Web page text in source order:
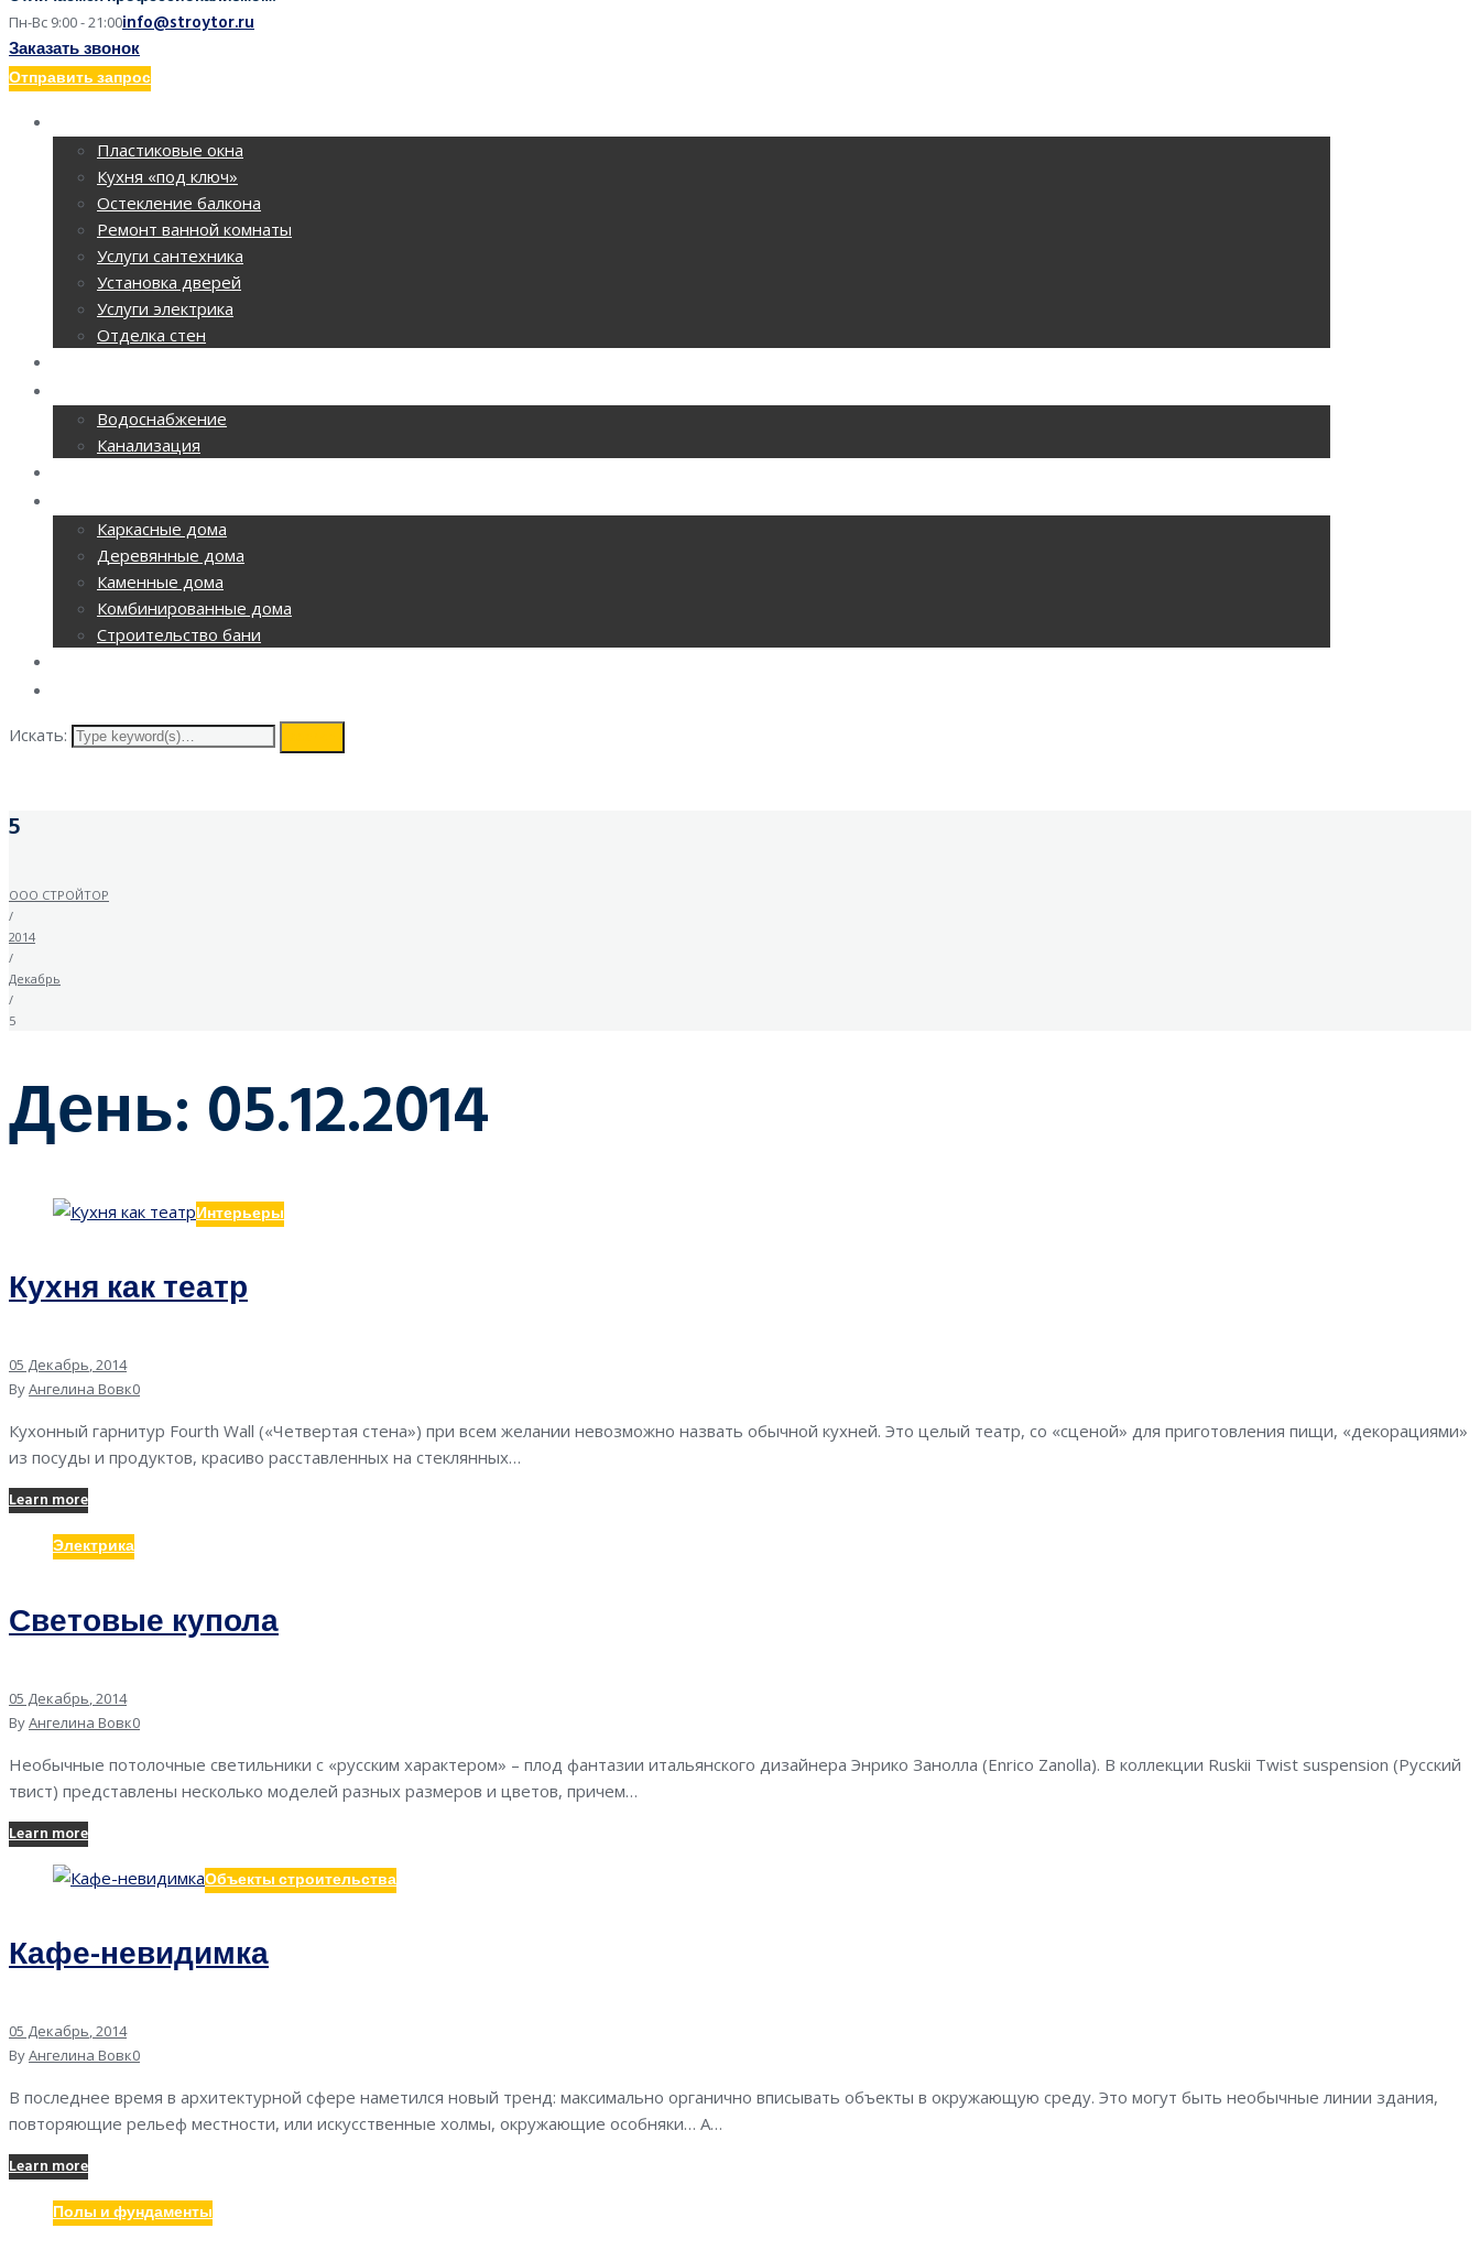
Пн-Вс 9:00 - 21:00info@stroytor.ru
Заказать звонок
Отправить запрос
Пластиковые окна
Кухня «под ключ»
Остекление балкона
Ремонт ванной комнаты
Услуги сантехника
Установка дверей
Услуги электрика
Отделка стен
Водоснабжение
Канализация
Каркасные дома
Деревянные дома
Каменные дома
Комбинированные дома
Строительство бани
Искать:
5
ООО СТРОЙТОР
/
2014
/
Декабрь
/
5
День: 05.12.2014
Интерьеры
Кухня как театр
05 Декабрь, 2014
ByАнгелина Вовк0
Кухонный гарнитур Fourth Wall («Четвертая стена») при всем желании невозможно назвать обычной кухней. Это целый театр, со «сценой» для приготовления пищи, «декорациями»
из посуды и продуктов, красиво расставленных на стеклянных…
Learn more
Электрика
Световые купола
05 Декабрь, 2014
ByАнгелина Вовк0
Необычные потолочные светильники с «русским характером» – плод фантазии итальянского дизайнера Энрико Занолла (Enrico Zanolla). В коллекции Ruskii Twist suspension (Русский
твист) представлены несколько моделей разных размеров и цветов, причем…
Learn more
Объекты строительства
Кафе-невидимка
05 Декабрь, 2014
ByАнгелина Вовк0
В последнее время в архитектурной сфере наметился новый тренд: максимально органично вписывать объекты в окружающую среду. Это могут быть необычные линии здания,
повторяющие рельеф местности, или искусственные холмы, окружающие особняки… А…
Learn more
Полы и фундаменты